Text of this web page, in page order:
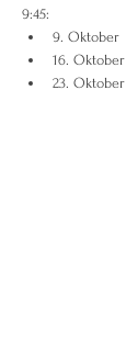
9:45:
9. Oktober
16. Oktober
23. Oktober